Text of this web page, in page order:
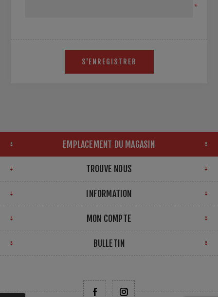
*
S'ENREGISTRER
EMPLACEMENT DU MAGASIN
TROUVE NOUS
INFORMATION
MON COMPTE
BULLETIN